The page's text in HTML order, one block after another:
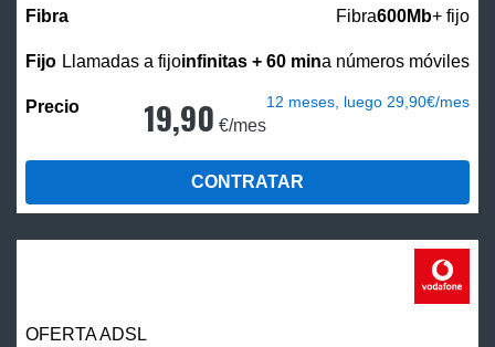
Fibra600Mb+ fijo
Llamadas a fijoinfinitas + 60 mina números móviles
19,90 €/mes
12 meses, luego 29,90€/mes
CONTRATAR
OFERTA ADSL